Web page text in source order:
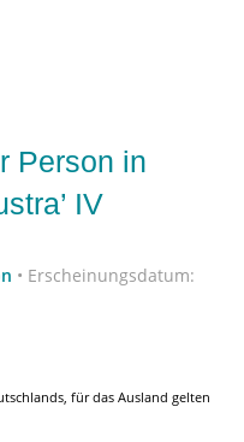
Person in
IV
• Erscheinungsdatum:
für das Ausland gelten